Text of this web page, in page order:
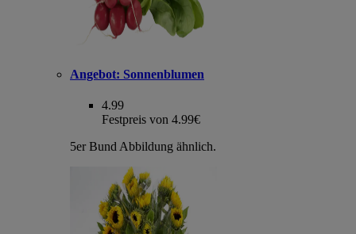
Angebot: Sonnenblumen
4.99
Festpreis von 4.99€
5er Bund Abbildung ähnlich.